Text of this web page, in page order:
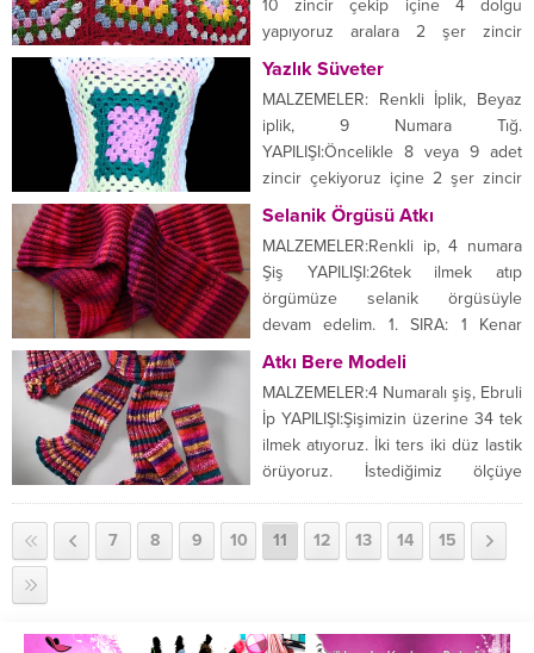
10 zincir çekip içine 4 dolgu
yapıyoruz aralara 2 şer zincir
çekerek. Krmızı ipi takıp 1 sırada
1 sıra boşluklara 1 er dolgu
yapıyoruz. Sarı ip ile 1 sıra daha
örüyoruz. Yeşil ve mavi renkleride
örüp k...
Yazlık Süveter
MALZEMELER: Renkli İplik, Beyaz
iplik, 9 Numara Tığ.
YAPILIŞI:Öncelikle 8 veya 9 adet
zincir çekiyoruz içine 2 şer zincir
çekerek 4 dolgu yapıyoruz.
Dolguları 3 er adet batıyoruz. Bu
şekilde balık sırtı oluşucak. Ve 4
sıra bu iplikle yapıp 4. sıradan
sonra ipimizi değişelim. Bundan
sonra kullanacağımız renkleri 3 er...
Selanik Örgüsü Atkı
MALZEMELER:Renkli ip, 4 numara
Şiş YAPILIŞI:26tek ilmek atıp
örgümüze selanik örgüsüyle
devam edelim. 1. SIRA: 1 Kenar
ilmek bir düz bir ters tekrarla kenar
bir düz örmeden alınır bir dolama
tekrarla devam kenar ilmek. 3.SIRA:
1 Kenar ilmek örmeden bir ilmek
alınır (düz...
Atkı Bere Modeli
MALZEMELER:4 Numaralı şiş, Ebruli
İp YAPILIŞI:Şişimizin üzerine 34 tek
ilmek atıyoruz. İki ters iki düz lastik
örüyoruz. İstediğimiz ölçüye
ilmek atıp tekrar iki ters iki düz
lastik örüyoruz. Yanlardan
7 8 9 10 11 12 13 14 15